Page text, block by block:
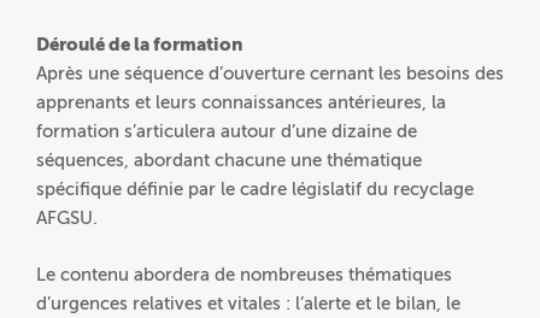
Déroulé de la formation
Après une séquence d’ouverture cernant les besoins des
apprenants et leurs connaissances antérieures, la
formation s’articulera autour d’une dizaine de
séquences, abordant chacune une thématique
spécifique définie par le cadre législatif du recyclage
AFGSU.
Le contenu abordera de nombreuses thématiques
d’urgences relatives et vitales : l’alerte et le bilan, le